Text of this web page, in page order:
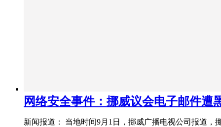
网络安全事件：挪威议会电子邮件遭
新闻报道： 当地时间9月1日，挪威广播电视公司报道，